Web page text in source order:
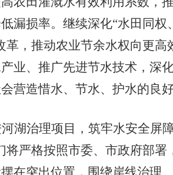
漏损率。 继续深化“水田同权
革，推动农业节余水权向更高
业、推广先进节水技术， 深
营造惜水、节水、护水的良
湖治理项目 ，筑牢水安全屏
将严格按照市委、市政府部署
在突出位置，围绕岸线治理